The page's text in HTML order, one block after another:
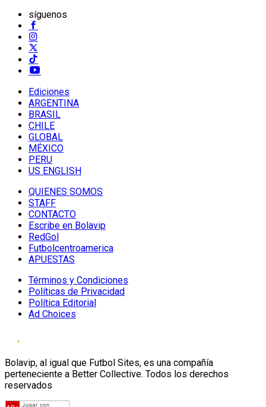
síguenos
Ediciones
ARGENTINA
BRASIL
CHILE
GLOBAL
MÉXICO
PERU
US ENGLISH
QUIENES SOMOS
STAFF
CONTACTO
Escribe en Bolavip
RedGol
Futbolcentroamerica
APUESTAS
Términos y Condiciones
Políticas de Privacidad
Política Editorial
Ad Choices
Bolavip, al igual que Futbol Sites, es una compañía
perteneciente a Better Collective. Todos los derechos
reservados